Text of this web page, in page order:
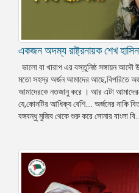
একজন অদম্য রাষ্ট্রনায়ক শেখ
ভালো বা খারাপ এর বস্তুনিষ্ঠ সঙ্গায়ন
মতো সহস্র অর্জন আমাদের আছে,বিপরিতে
আমাদেরকে নতজানু করে । আর এটা
যে,কোনটির আধিক্য বেশি…. অর্জনের নাকি
বঙ্গবন্ধু মুজিব থেকে শুরু করে সোনার বাংলা বি...